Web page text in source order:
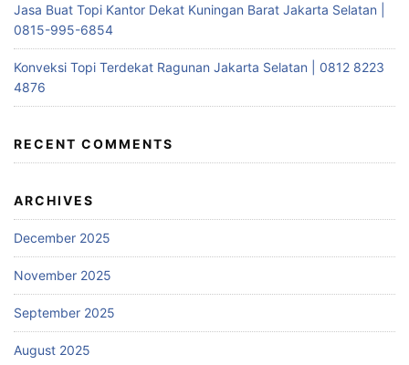
Jasa Buat Topi Kantor Dekat Kuningan Barat Jakarta Selatan |
0815-995-6854
Konveksi Topi Terdekat Ragunan Jakarta Selatan | 0812 8223
4876
RECENT COMMENTS
ARCHIVES
December 2025
November 2025
September 2025
August 2025